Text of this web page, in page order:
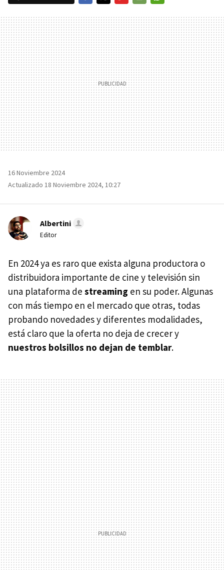
MAIL
16 Noviembre 2024
Actualizado 18 Noviembre 2024, 10:27
Albertini
Editor
En 2024 ya es raro que exista alguna productora o
distribuidora importante de cine y televisión sin
una plataforma de streaming en su poder. Algunas
con más tiempo en el mercado que otras, todas
probando novedades y diferentes modalidades,
está claro que la oferta no deja de crecer y
nuestros bolsillos no dejan de temblar.